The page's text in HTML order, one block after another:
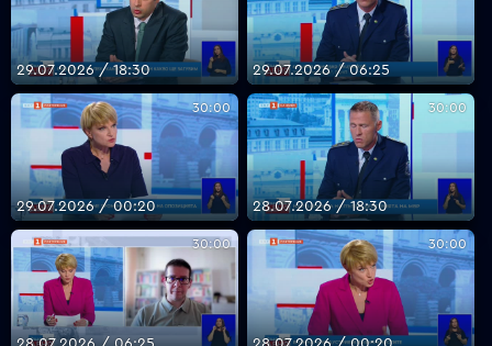
29.07.2026 / 18:30 29.07.2026 / 06:25
30:00
29.07.2026 / 00:20
30:00
28.07.2026 / 18:30
30:00 30:00